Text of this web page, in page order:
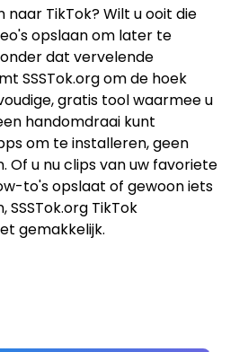
naar TikTok? Wilt u ooit die
opslaan om later te
dat vervelende
SSSTok.org om de hoek
gratis tool waarmee u
handomdraai kunt
om te installeren, geen
Of u nu clips van uw favoriete
to's opslaat of gewoon iets
TikTok
gemakkelijk.